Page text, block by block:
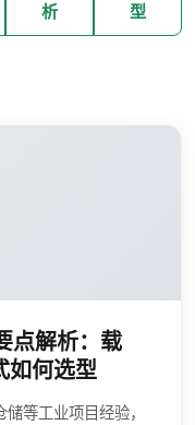
析
型
点解析：载
如何选型
等工业项目经验，